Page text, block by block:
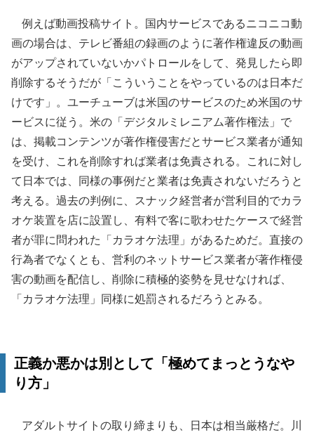
例えば動画投稿サイト。国内サービスであるニコニコ動
画の場合は、テレビ番組の録画のように著作権違反の動画
がアップされていないかパトロールをして、発見したら即
削除するそうだが「こういうことをやっているのは日本だ
けです」。ユーチューブは米国のサービスのため米国のサ
ービスに従う。米の「デジタルミレニアム著作権法」で
は、掲載コンテンツが著作権侵害だとサービス業者が通知
を受け、これを削除すれば業者は免責される。これに対し
て日本では、同様の事例だと業者は免責されないだろうと
考える。過去の判例に、スナック経営者が営利目的でカラ
オケ装置を店に設置し、有料で客に歌わせたケースで経営
者が罪に問われた「カラオケ法理」があるためだ。直接の
行為者でなくとも、営利のネットサービス業者が著作権侵
害の動画を配信し、削除に積極的姿勢を見せなければ、
「カラオケ法理」同様に処罰されるだろうとみる。
正義か悪かは別として「極めてまっとうなや
り方」
アダルトサイトの取り締まりも、日本は相当厳格だ。川